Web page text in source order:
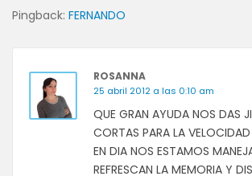
Pingback: FERNANDO
ROSANNA
25 abril 2012 a las 0:10 am
QUE GRAN AYUDA NOS DAS
CORTAS PARA LA
EN DIA NOS ESTAMOS
REFRESCAN LA MEMORIA Y